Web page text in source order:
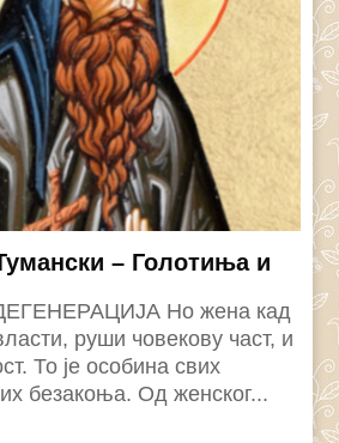
– Голотиња и
Но жена кад
руши човекову част, и
То је особина свих
безакоња. Од женског...